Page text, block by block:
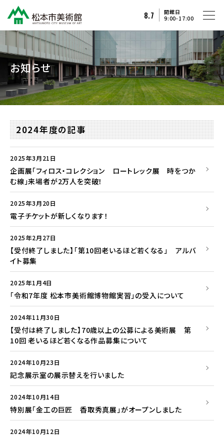
8.7
開館日
9:00-17:00
お知らせ
2024年度の記事
2025年3月21日
企画展「フィロス・コレクション ロートレック展 時をつか
む線」来場者が2万人を突破！
2025年3月20日
電子チケットが新しくなります！
2025年2月27日
【受付終了しました】「第10回老いるほど若くなる」 アルバ
イト募集
2025年1月4日
「令和7年度 松本市美術館博物館実習」の受入について
2024年11月30日
【受付は終了しました】70歳以上の公募による美術展 第
10回 老いるほど若くなる作品募集について
2024年10月23日
記念展示室の展示替えを行いました
2024年10月14日
特別展「金工の巨匠 香取秀真展」がオープンしました
2024年10月12日